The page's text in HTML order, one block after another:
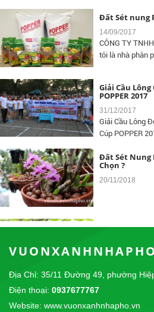
Đất Sét nung
CÔNG TY
tôi là nhà phân
Giải Cầu
POPPER 2017
Giải Cầu Lông
Cúp POPPER
Đất Sét Nung
Chọn ?
Hydroponics
Đất Sét nung
14/09/2017
Địa Chỉ: 35/11 Đường 49, phường
Điện thoại: 0937677767
Website: www.vuonxanhnhapho.vn